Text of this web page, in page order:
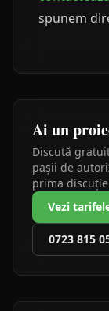
spunem
Ai un
Discută
pașii de
prima
Vezi
0723 815